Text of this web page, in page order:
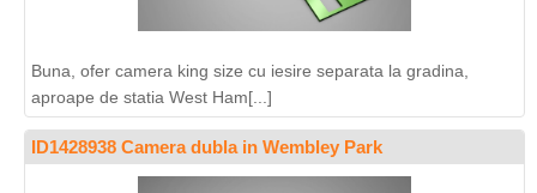
Buna, ofer camera king size cu iesire separata la gradina,
aproape de statia West Ham[...]
ID1428938 Camera dubla in Wembley Park